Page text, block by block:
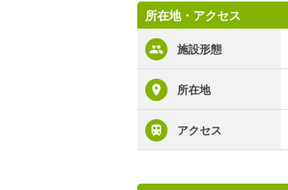
所在地・アクセス
施設形態
所在地
アクセス